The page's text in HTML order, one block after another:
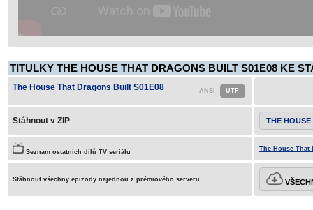
TITULKY THE HOUSE THAT DRAGONS BUILT S01E08 KE
The House That Dragons Built S01E08
Stáhnout v ZIP THE
Seznam ostatních dílů TV seriálu The House That
Stáhnout všechny epizody najednou z prémiového serveru